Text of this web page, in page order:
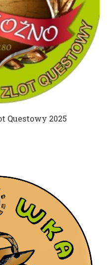
Questowy 2025